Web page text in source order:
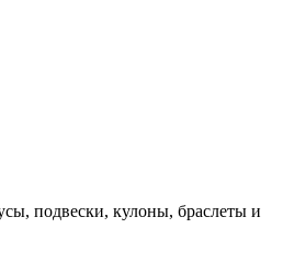
подвески, кулоны, браслеты и